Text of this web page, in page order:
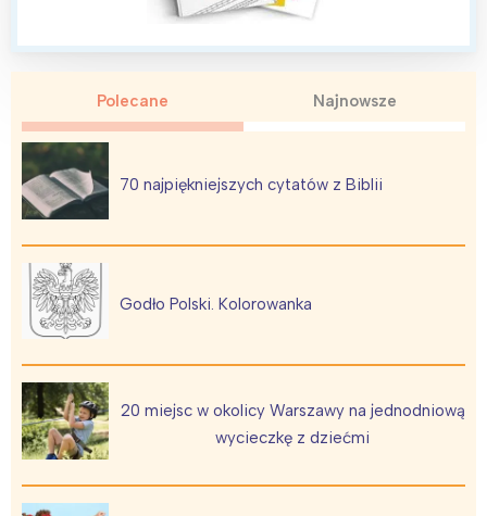
Polecane Najnowsze
70 najpiękniejszych cytatów z Biblii
Godło Polski. Kolorowanka
20 miejsc w okolicy Warszawy na jednodniową
wycieczkę z dziećmi
Interesują mnie wydarzenia z
Warszawa
Łódź
Trójmiasto
Poznań
Kraków
Wybieram